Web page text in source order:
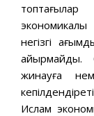
негізгі
айырмайды.
жинауға
Ислам